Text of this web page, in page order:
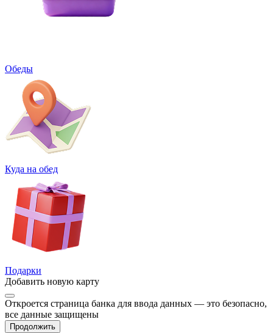
Обеды
Куда на обед
Подарки
Добавить новую карту
Откроется страница банка для ввода данных — это безопасно,
все данные защищены
Продолжить